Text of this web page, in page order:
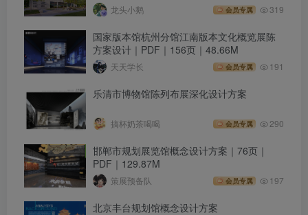
龙头小鹅 会员专属 319
国家版本馆杭州分馆江南版本文化概览展陈
方案设计｜PDF｜156页｜48.66M
天天学长 会员专属 191
乐清市博物馆陈列布展深化设计方案
搞杯奶茶喝喝 会员专属 290
邯郸市规划展览馆概念设计方案｜76页｜
PDF｜129.87M
策展预备队 会员专属 197
北京丰台规划馆概念设计方案